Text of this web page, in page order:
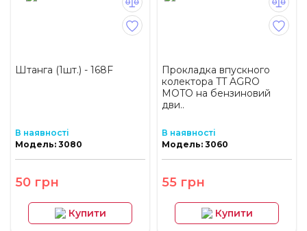
Штанга (1шт.) - 168F
В наявності
Модель: 3080
50 грн
Купити
Прокладка впускного
колектора TT AGRO
MOTO на бензиновий
дви..
В наявності
Модель: 3060
55 грн
Купити